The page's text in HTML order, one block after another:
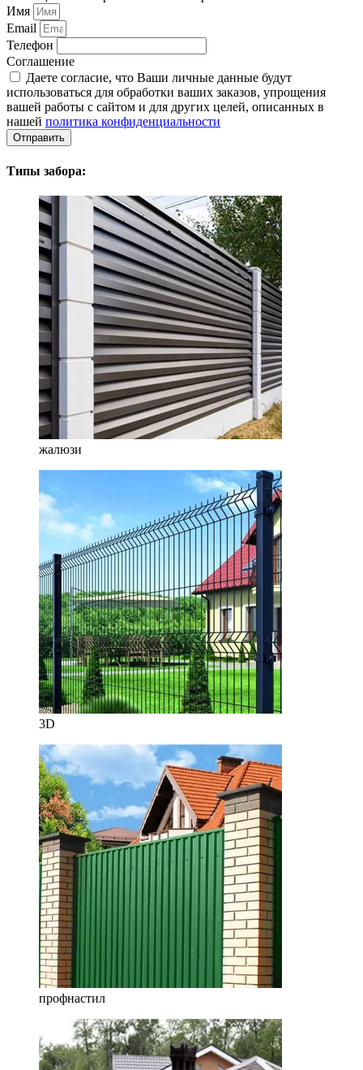
Имя
Email
Телефон
Соглашение
Даете согласие, что Ваши личные данные будут
использоваться для обработки ваших заказов, упрощения
вашей работы с сайтом и для других целей, описанных в
нашей политика конфиденциальности
Отправить
Типы забора:
жалюзи
3D
профнастил